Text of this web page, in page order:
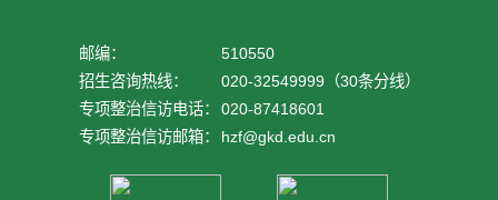
邮编：
510550
招生咨询热线：
020-32549999（30条分线）
专项整治信访电话：
020-87418601
专项整治信访邮箱：
hzf@gkd.edu.cn